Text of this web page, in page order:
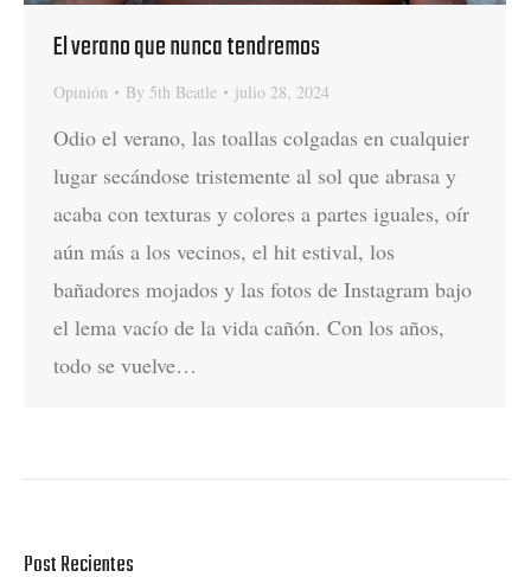
El verano que nunca tendremos
Opinión By 5th Beatle julio 28, 2024
Odio el verano, las toallas colgadas en cualquier
lugar secándose tristemente al sol que abrasa y
acaba con texturas y colores a partes iguales, oír
aún más a los vecinos, el hit estival, los
bañadores mojados y las fotos de Instagram bajo
el lema vacío de la vida cañón. Con los años,
todo se vuelve…
Post Recientes